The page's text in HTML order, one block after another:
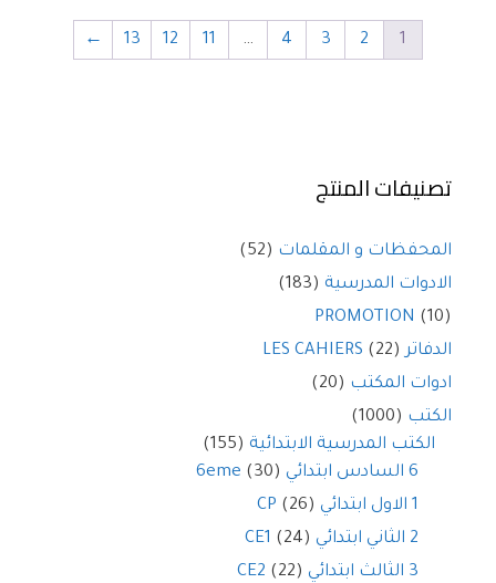
1
2
3
4
…
11
12
13
←
تصنيفات المنتج
المحفظات و المقلمات (52)
الادوات المدرسية (183)
PROMOTION (10)
الدفاتر LES CAHIERS (22)
ادوات المكتب (20)
الكتب (1000)
الكتب المدرسية الابتدائية (155)
6 السادس ابتدائي 6eme
(30)
1 الاول ابتدائي CP
(26)
2 الثاني ابتدائي CE1
(24)
3 الثالث ابتدائي CE2
(22)